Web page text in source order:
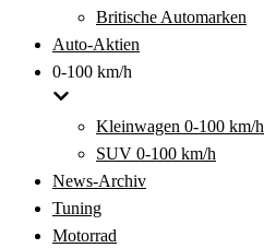
Britische Automarken
Auto-Aktien
0-100 km/h
Kleinwagen 0-100 km/h
SUV 0-100 km/h
News-Archiv
Tuning
Motorrad